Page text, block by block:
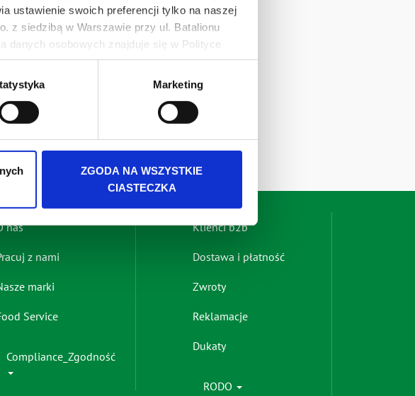
ustawienie swoich preferencji tylko na naszej
z siedzibą w Warszawie przy ul. Batalionu
danych osobowych znajduje się w Polityce
danych osobowych jest
3, 03-308 Warszawa. Więcej informacji o
Marketing
ZGODA NA WSZYSTKIE
CIASTECZKA
nas
z nami
marki
Service
Compliance_Zgodność
Footer
menu
Klienci b2b
Dostawa i płatność
Zwroty
Reklamacje
Dukaty
RODO